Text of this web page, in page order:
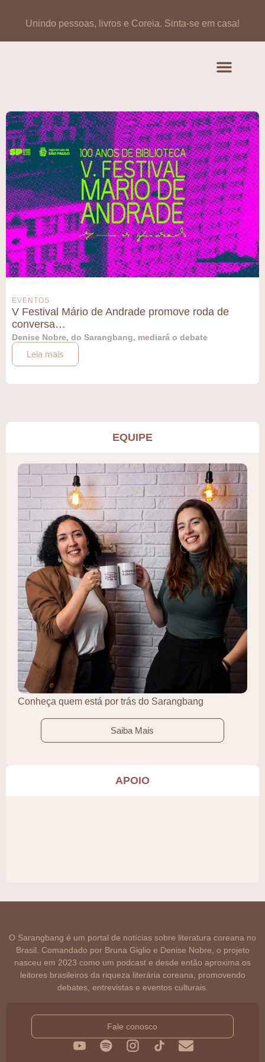
Unindo pessoas, livros e Coreia. Sinta-se em casa!
EVENTOS
V Festival Mário de Andrade promove roda de
conversa…
Denise Nobre, do Sarangbang, mediará o debate
Leia mais
EQUIPE
Conheça quem está por trás do Sarangbang
Saiba Mais
APOIO
O Sarangbang é um portal de notícias sobre literatura coreana no
Brasil. Comandado por Bruna Giglio e Denise Nobre, o projeto
nasceu em 2023 como um podcast e desde então aproxima os
leitores brasileiros da riqueza literária coreana, promovendo
debates, entrevistas e eventos culturais.
Fale conosco